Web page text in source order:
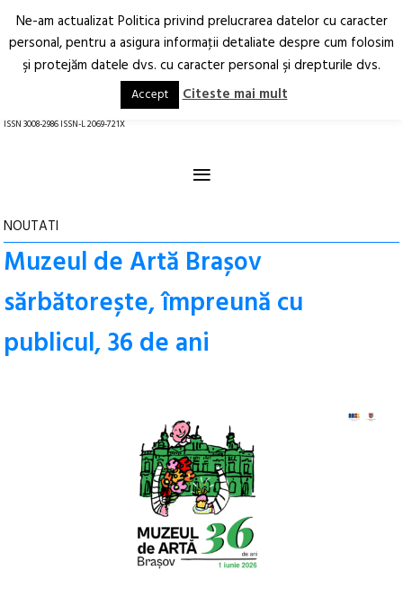
Arhitectură.
Oraș.
RO EN
ISSN 3008-2986 ISSN-L 2069-721X
≡
NOUTATI
Muzeul de Artă Brașov
sărbătorește, împreună cu
publicul, 36 de ani
Ne-am actualizat Politica privind prelucrarea datelor cu caracter
personal, pentru a asigura informaţii detaliate despre cum folosim
şi protejăm datele dvs. cu caracter personal şi drepturile dvs.
Accept Citeste mai mult